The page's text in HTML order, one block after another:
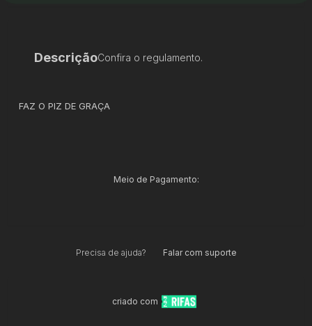
DescriçãoConfira o regulamento.
FAZ O PIZ DE GRAÇA
Meio de Pagamento:
Precisa de ajuda? Falar com suporte
criado com